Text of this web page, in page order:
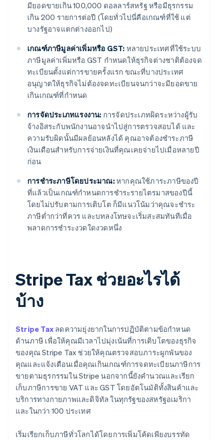
มียอดขายเกิน 100,000 ดอลลาร์สหรัฐ หรือมีธุรกรรม
เกิน 200 รายการต่อปี (โดยทั่วไปนี่คือเกณฑ์ที่ใช้ แต่
บางรัฐอาจแตกต่างออกไป)
เกณฑ์ภาษีมูลค่าเพิ่มหรือ GST: หลายประเทศที่ใช้ระบบ
ภาษีมูลค่าเพิ่มหรือ GST กำหนดให้ธุรกิจต่างชาติต้องจด
ทะเบียนตั้งแต่การขายครั้งแรก ขณะที่บางประเทศ
อนุญาตให้ธุรกิจไม่ต้องจดทะเบียนจนกว่าจะมียอดขาย
เกินเกณฑ์ที่กำหนด
การจัดประเภทแรงงาน: การจัดประเภทผิดระหว่างผู้รับ
จ้างอิสระกับพนักงานอาจนำไปสู่การตรวจสอบได้ และ
ความรับผิดนั้นมีผลย้อนหลังได้ คุณอาจต้องชำระภาษี
เงินเดือนสำหรับการจ่ายเงินที่คุณเคยจ่ายไปเมื่อหลายปี
ก่อน
การชำระภาษีโดยประมาณ:หากคุณใช้ภาระภาษีของปี
ที่แล้วเป็นเกณฑ์กำหนดการชำระรายไตรมาสของปีนี้
โดยไม่ปรับตามการเติบโต ก็มีแนวโน้มว่าคุณจะชำระ
ภาษีต่ำกว่าที่ควร และบทลงโทษจะเริ่มสะสมทันทีเมื่อ
พลาดการชำระงวดใดงวดหนึ่ง
Stripe Tax ช่วยอะไรได้
บ้าง
Stripe Tax ลดความยุ่งยากในการปฏิบัติตามข้อกำหนด
ด้านภาษี เพื่อให้คุณมีเวลาไปมุ่งเน้นที่การเติบโตของธุรกิจ
ของคุณ Stripe Tax ช่วยให้คุณตรวจสอบภาระผูกพันของ
คุณและแจ้งเตือนเมื่อคุณเกินเกณฑ์การจดทะเบียนภาษีการ
ขายตามธุรกรรมใน Stripe นอกจากนี้ยังคำนวณและเรียก
เก็บภาษีการขาย VAT และ GST โดยอัตโนมัติทั้งสินค้าและ
บริการทางกายภาพและดิจิทัล ในทุกรัฐของสหรัฐอเมริกา
และในกว่า 100 ประเทศ
เริ่มเรียกเก็บภาษีทั่วโลกได้โดยการเพิ่มโค้ดเพียงบรรทัด